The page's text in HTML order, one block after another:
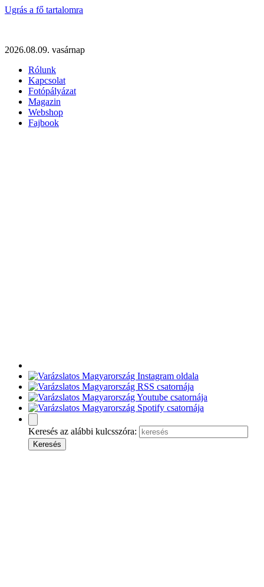
Ugrás a fő tartalomra
2026.08.09. vasárnap
Rólunk
Kapcsolat
Fotópályázat
Magazin
Webshop
Fajbook
Keresés az alábbi kulcsszóra: